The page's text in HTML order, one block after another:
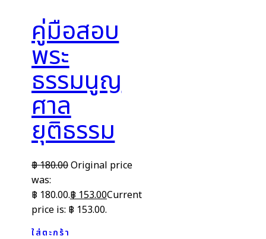
คู่มือสอบ
พระ
ธรรมนูญ
ศาล
ยุติธรรม
฿180.00Original price
was:
฿ 180.00.฿153.00Current
price is: ฿ 153.00.
ใส่ตะกร้า